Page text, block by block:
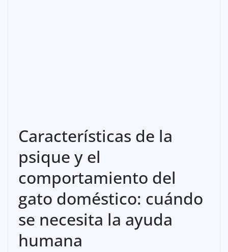
Características de la
psique y el
comportamiento del
gato doméstico: cuándo
se necesita la ayuda
humana